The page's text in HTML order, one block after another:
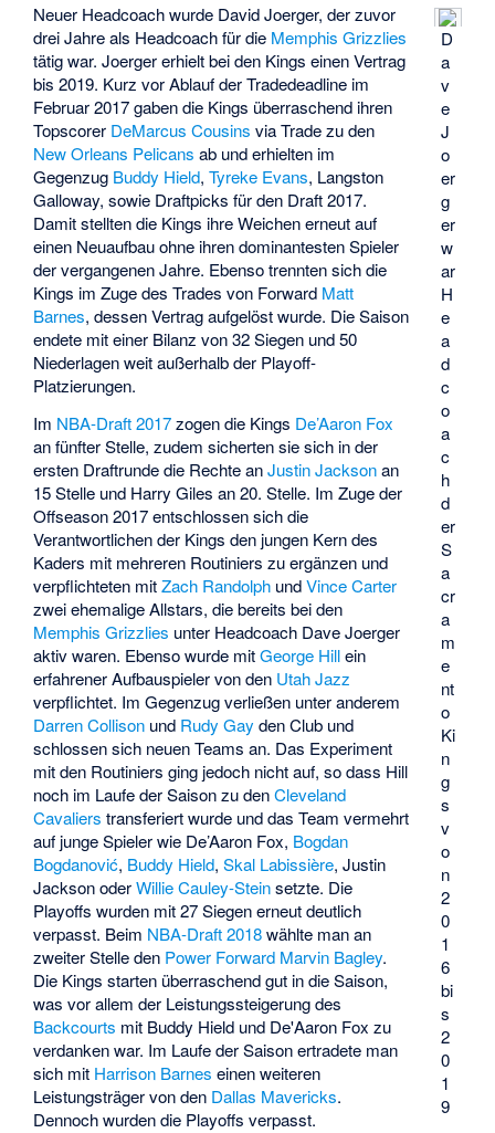
D
a
v
e
J
o
er
g
er
w
ar
H
e
a
d
c
o
a
c
h
d
er
S
a
cr
a
m
e
nt
o
Ki
n
g
s
v
o
n
2
0
1
6
bi
s
2
0
1
9
Neuer Headcoach wurde David Joerger, der zuvor
drei Jahre als Headcoach für die Memphis Grizzlies
tätig war. Joerger erhielt bei den Kings einen Vertrag
bis 2019. Kurz vor Ablauf der Tradedeadline im
Februar 2017 gaben die Kings überraschend ihren
Topscorer DeMarcus Cousins via Trade zu den
New Orleans Pelicans ab und erhielten im
Gegenzug Buddy Hield,Tyreke Evans, Langston
Galloway, sowie Draftpicks für den Draft 2017.
Damit stellten die Kings ihre Weichen erneut auf
einen Neuaufbau ohne ihren dominantesten Spieler
der vergangenen Jahre. Ebenso trennten sich die
Kings im Zuge des Trades von Forward Matt
Barnes, dessen Vertrag aufgelöst wurde. Die Saison
endete mit einer Bilanz von 32 Siegen und 50
Niederlagen weit außerhalb der Playoff-
Platzierungen.
Im NBA-Draft 2017zogen die Kings De’Aaron Fox
an fünfter Stelle, zudem sicherten sie sich in der
ersten Draftrunde die Rechte anJustin Jacksonan
15 Stelle und Harry Giles an 20. Stelle. Im Zuge der
Offseason 2017 entschlossen sich die
Verantwortlichen der Kings den jungen Kern des
Kaders mit mehreren Routiniers zu ergänzen und
verpflichteten mitZach Randolph undVince Carter
zwei ehemalige Allstars, die bereits bei den
Memphis Grizzlies unter Headcoach Dave Joerger
aktiv waren. Ebenso wurde mitGeorge Hillein
erfahrener Aufbauspieler von den Utah Jazz
verpflichtet. Im Gegenzug verließen unter anderem
Darren Collison und Rudy Gay den Club und
schlossen sich neuen Teams an. Das Experiment
mit den Routiniers ging jedoch nicht auf, so dass Hill
noch im Laufe der Saison zu denCleveland
Cavaliers transferiert wurde und das Team vermehrt
auf junge Spieler wie De’Aaron Fox, Bogdan
Bogdanović, Buddy Hield,Skal Labissière, Justin
Jackson oderWillie Cauley-Steinsetzte. Die
Playoffs wurden mit 27 Siegen erneut deutlich
verpasst. Beim NBA-Draft 2018wählte man an
zweiter Stelle den Power Forward Marvin Bagley.
Die Kings starten überraschend gut in die Saison,
was vor allem der Leistungssteigerung des
Backcourts mit Buddy Hield und De'Aaron Fox zu
verdanken war. Im Laufe der Saison ertradete man
sich mit Harrison Barnes einen weiteren
Leistungsträger von den Dallas Mavericks.
Dennoch wurden die Playoffs verpasst.